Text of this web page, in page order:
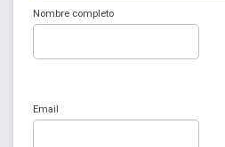
Nombre completo
Email